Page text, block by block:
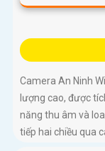
Camera An Ninh
lượng cao, được
năng thu âm và
tiếp hai chiều qua